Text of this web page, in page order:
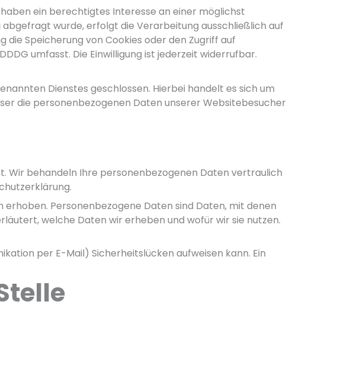
haben ein berechtigtes Interesse an einer möglichst
wurde, erfolgt die Verarbeitung ausschließlich auf
die Speicherung von Cookies oder den Zugriff auf
umfasst. Die Einwilligung ist jederzeit widerrufbar.
Dienstes geschlossen. Hierbei handelt es sich um
die personenbezogenen Daten unserer Websitebesucher
Wir behandeln Ihre personenbezogenen Daten vertraulich
Personenbezogene Daten sind Daten, mit denen
welche Daten wir erheben und wofür wir sie nutzen.
per E-Mail) Sicherheitslücken aufweisen kann. Ein